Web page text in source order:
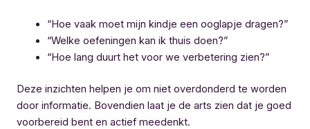
“Hoe vaak moet mijn kindje een ooglapje dragen?”
“Welke oefeningen kan ik thuis doen?”
“Hoe lang duurt het voor we verbetering zien?”
Deze inzichten helpen je om niet overdonderd te worden
door informatie. Bovendien laat je de arts zien dat je goed
voorbereid bent en actief meedenkt.